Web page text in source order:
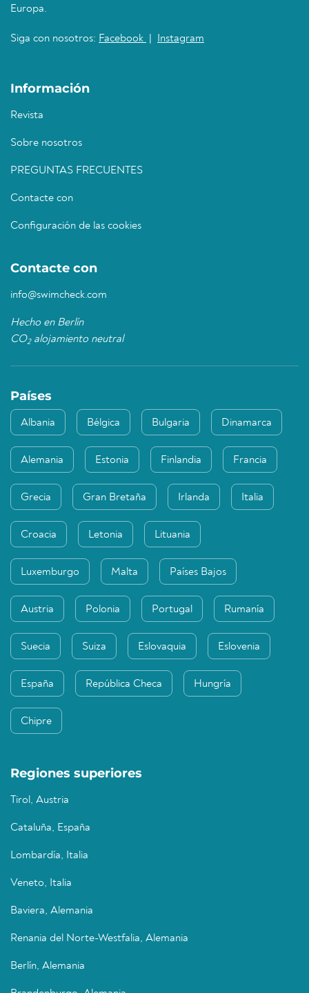
Europa.
Siga con nosotros: Facebook Instagram
Información
Revista
Sobre nosotros
PREGUNTAS FRECUENTES
Contacte con
Configuración de las cookies
Contacte con
info@swimcheck.com
Hecho en Berlín
CO2alojamiento neutral
Países
Albania Bélgica Bulgaria Dinamarca
Alemania Estonia Finlandia Francia
Grecia Gran Bretaña Irlanda Italia
Croacia Letonia Lituania
Luxemburgo Malta Países Bajos
Austria Polonia Portugal Rumanía
Suecia Suiza Eslovaquia Eslovenia
España República Checa Hungría
Chipre
Regiones superiores
Tirol, Austria
Cataluña, España
Lombardía, Italia
Veneto, Italia
Baviera, Alemania
Renania del Norte-Westfalia, Alemania
Berlín, Alemania